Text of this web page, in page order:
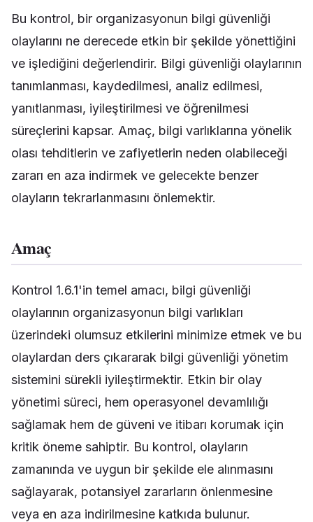
Bu kontrol, bir organizasyonun bilgi güvenliği
olaylarını ne derecede etkin bir şekilde yönettiğini
ve işlediğini değerlendirir. Bilgi güvenliği olaylarının
tanımlanması, kaydedilmesi, analiz edilmesi,
yanıtlanması, iyileştirilmesi ve öğrenilmesi
süreçlerini kapsar. Amaç, bilgi varlıklarına yönelik
olası tehditlerin ve zafiyetlerin neden olabileceği
zararı en aza indirmek ve gelecekte benzer
olayların tekrarlanmasını önlemektir.
Amaç
Kontrol 1.6.1'in temel amacı, bilgi güvenliği
olaylarının organizasyonun bilgi varlıkları
üzerindeki olumsuz etkilerini minimize etmek ve bu
olaylardan ders çıkararak bilgi güvenliği yönetim
sistemini sürekli iyileştirmektir. Etkin bir olay
yönetimi süreci, hem operasyonel devamlılığı
sağlamak hem de güveni ve itibarı korumak için
kritik öneme sahiptir. Bu kontrol, olayların
zamanında ve uygun bir şekilde ele alınmasını
sağlayarak, potansiyel zararların önlenmesine
veya en aza indirilmesine katkıda bulunur.